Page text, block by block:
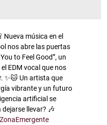
Nueva música en el
nos abre las puertas
to Feel Good”, un
EDM vocal que nos
✨🐱 Un artista que
vibrante y un futuro
artificial se
llevar? 🎶